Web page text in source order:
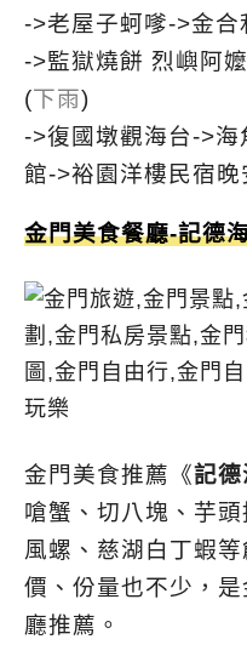
->老屋子蚵嗲->金
->監獄燒餅 烈嶼阿
(下雨)
->復國墩觀海台->
館->裕園洋樓民宿晚
金門美食餐廳-記德
金門美食推薦《記德
嗆蟹、切八塊、芋
風螺、慈湖白丁蝦
價、份量也不少，
廳推薦。